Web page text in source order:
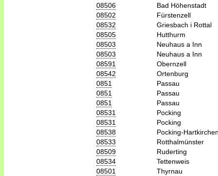
08506
Bad Höhenstadt
08502
Fürstenzell
08532
Griesbach i Rottal
08505
Hutthurm
08503
Neuhaus a Inn
08503
Neuhaus a Inn
08591
Obernzell
08542
Ortenburg
0851
Passau
0851
Passau
0851
Passau
08531
Pocking
08531
Pocking
08538
Pocking-
08533
Rotthalmünster
08509
Ruderting
08534
Tettenweis
08501
Thyrnau